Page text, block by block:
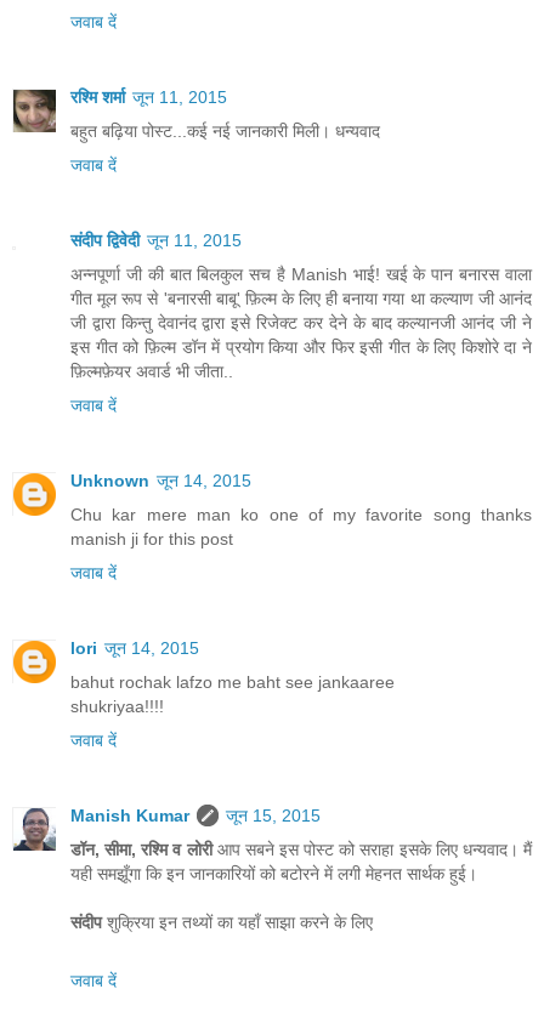
जवाब दें
रश्मि शर्मा जून 11, 2015
बहुत बढ़ि‍या पोस्‍ट...कई नई जानकारी मि‍ली। धन्‍यवाद
जवाब दें
संदीप द्विवेदी जून 11, 2015
अन्नपूर्णा जी की बात बिलकुल सच है Manish भाई! खई के पान बनारस वाला
गीत मूल रूप से 'बनारसी बाबू' फ़िल्म के लिए ही बनाया गया था कल्याण जी आनंद
जी द्वारा किन्तु देवानंद द्वारा इसे रिजेक्ट कर देने के बाद कल्यानजी आनंद जी ने
इस गीत को फ़िल्म डॉन में प्रयोग किया और फिर इसी गीत के लिए किशोरे दा ने
फ़िल्मफ़ेयर अवार्ड भी जीता..
जवाब दें
Unknown जून 14, 2015
Chu kar mere man ko one of my favorite song thanks
manish ji for this post
जवाब दें
lori जून 14, 2015
bahut rochak lafzo me baht see jankaaree
shukriyaa!!!!
जवाब दें
Manish Kumar
जून 15, 2015
डॉन, सीमा, रश्मि व लोरीआप सबने इस पोस्ट को सराहा इसके लिए धन्यवाद। मैं
यही समझूँगा कि इन जानकारियों को बटोरने में लगी मेहनत सार्थक हुई।
संदीपशुक्रिया इन तथ्यों का यहाँ साझा करने के लिए
जवाब दें